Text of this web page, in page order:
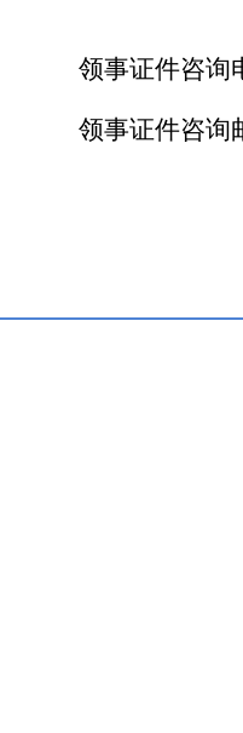
领事证件咨询
领事证件咨询